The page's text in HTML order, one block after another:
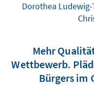
Dorothea
Mehr
Wettbewerb.
Bürgers im